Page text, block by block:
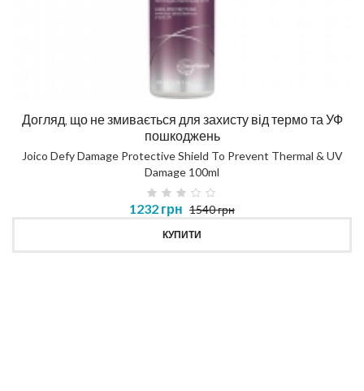
Догляд, що не змивається для захисту від термо та УФ
пошкоджень
Joico Defy Damage Protective Shield To Prevent Thermal & UV
Damage 100ml
1232 грн 1540 грн
КУПИТИ